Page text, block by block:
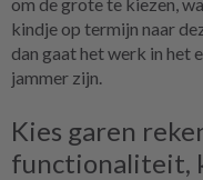
kindje op termijn naar
dan gaat het werk in het
jammer zijn.
Kies garen
functionaliteit,